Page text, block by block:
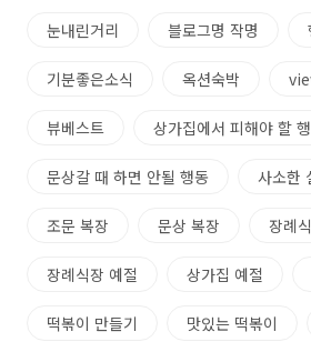
눈내린거리 블로그명 작명
기분좋은소식 옥션숙박
뷰베스트 상가집에서 피해야 할
문상갈 때 하면 안될 행동 사소한
조문 복장 문상 복장 장례
장례식장 예절 상가집 예절
떡볶이 만들기 맛있는 떡볶이